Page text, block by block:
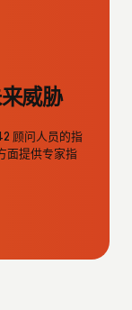
威胁
顾问人员的指
面提供专家指